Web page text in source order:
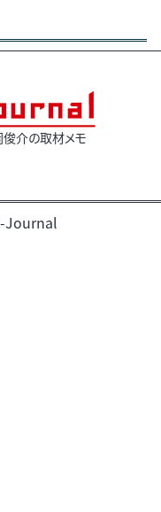
介の取材メモ
Journal